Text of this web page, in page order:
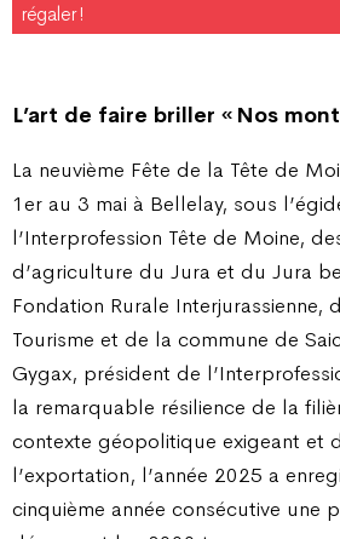
régaler !
L’art de faire briller « Nos
La neuvième Fête de la Tête de
1er au 3 mai à Bellelay, sous
l’Interprofession Tête de Moine,
d’agriculture du Jura et du Jura
Fondation Rurale Interjurassienne,
Tourisme et de la commune de
Gygax, président de
la remarquable résilience de la
contexte géopolitique exigeant et
l’exportation, l’année 2025 a
cinquième année consécutive une